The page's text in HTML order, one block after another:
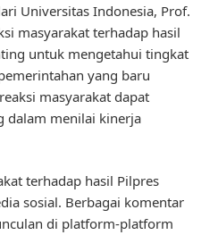
Universitas Indonesia, Prof.
masyarakat terhadap hasil
untuk mengetahui tingkat
yang baru
masyarakat dapat
dalam menilai kinerja
terhadap hasil Pilpres
sosial. Berbagai komentar
di platform-platform